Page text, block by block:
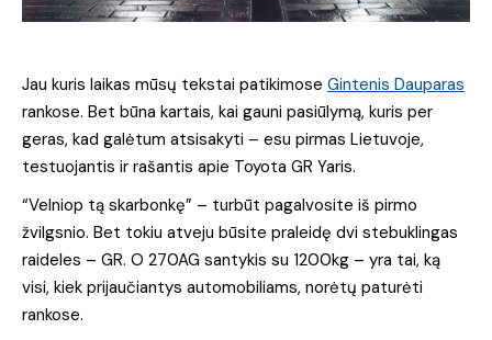
Jau kuris laikas mūsų tekstai patikimose Gintenis Dauparas
rankose. Bet būna kartais, kai gauni pasiūlymą, kuris per
geras, kad galėtum atsisakyti – esu pirmas Lietuvoje,
testuojantis ir rašantis apie Toyota GR Yaris.
“Velniop tą skarbonkę” – turbūt pagalvosite iš pirmo
žvilgsnio. Bet tokiu atveju būsite praleidę dvi stebuklingas
raideles – GR. O 270AG santykis su 1200kg – yra tai, ką
visi, kiek prijaučiantys automobiliams, norėtų paturėti
rankose.